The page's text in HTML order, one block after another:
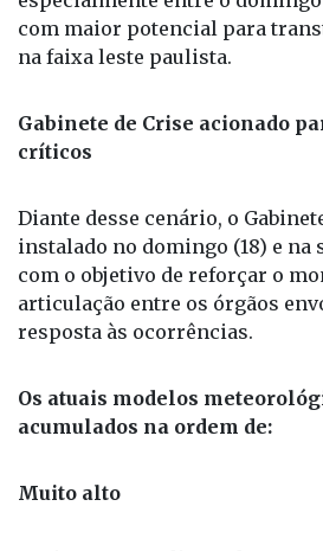
vento e queda isolada de
indicam risco de elevados
especialmente entre o domingo
na faixa leste paulista.
críticos
Diante desse cenário, o
instalado no domingo (18) e na
com o objetivo de reforçar o
resposta às ocorrências.
acumulados na ordem de: